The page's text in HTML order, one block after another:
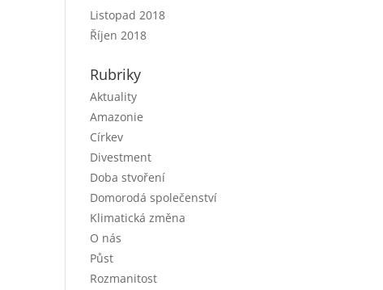
Listopad 2018
Říjen 2018
Rubriky
Aktuality
Amazonie
Církev
Divestment
Doba stvoření
Domorodá společenství
Klimatická změna
O nás
Půst
Rozmanitost